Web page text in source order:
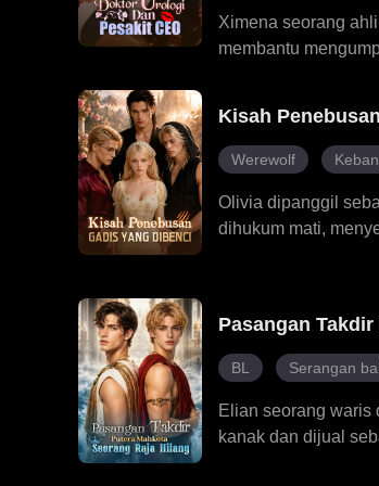
Ximena seorang
membantu
bertekad untuk
lama-kelamaan dia
sejati, penuh
Kisah
Werewolf
Olivia dipanggil
dihukum mati,
dirinya. Apabila
memberi
Pasangan
BL Serangan
Elian seorang waris
kanak dan dijual